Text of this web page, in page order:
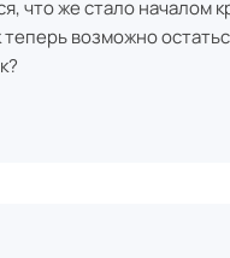
что же стало началом
теперь возможно